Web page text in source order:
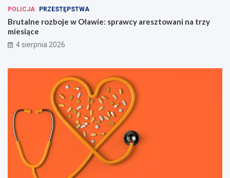
POLICJA PRZESTĘPSTWA
Brutalne rozboje w Oławie: sprawcy aresztowani na trzy
miesiące
4 sierpnia 2026